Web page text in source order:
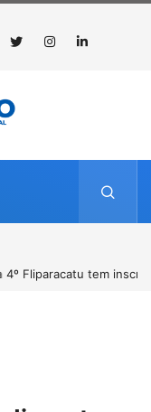
Prêmio de Redação e